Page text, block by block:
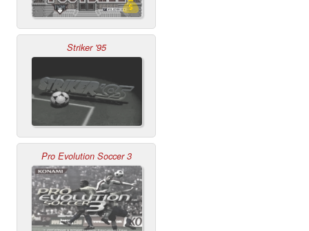
Striker '95
Pro Evolution Soccer 3